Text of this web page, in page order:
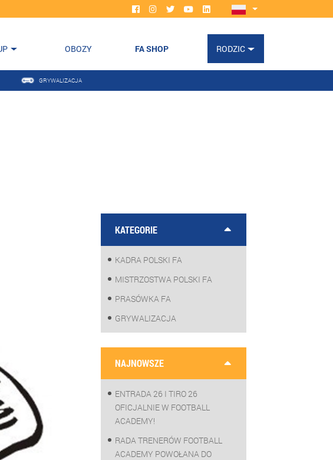
OBOZY FA SHOP RODZIC
GRYWALIZACJA
KATEGORIE
KADRA POLSKI FA
MISTRZOSTWA POLSKI FA
PRASÓWKA FA
GRYWALIZACJA
NAJNOWSZE
ENTRADA 26 I TIRO 26
OFICJALNIE W FOOTBALL
ACADEMY!
RADA TRENERÓW FOOTBALL
ACADEMY POWOŁANA DO